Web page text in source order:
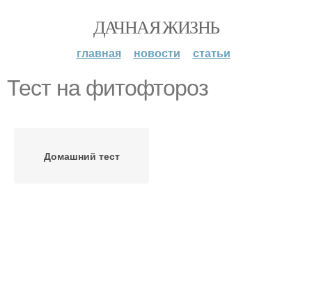
ДАЧНАЯ ЖИЗНЬ
главная новости статьи
Тест на фитофтороз
Домашний тест